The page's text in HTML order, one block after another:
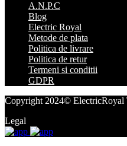
A.N.P.C
Blog
Electric Royal
Metode de plata
Politica de livrare
Politica de retur
Termeni si conditii
GDPR
Copyright 2024© ElectricRoyal
Legal